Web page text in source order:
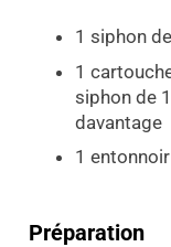
1 siphon
1
siphon de
davantage
1
Préparation